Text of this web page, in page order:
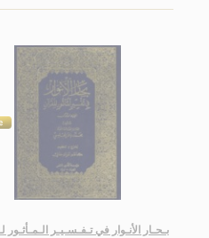
بـحـار الأنـوار في تـفـسـيـر الـمـأثـور